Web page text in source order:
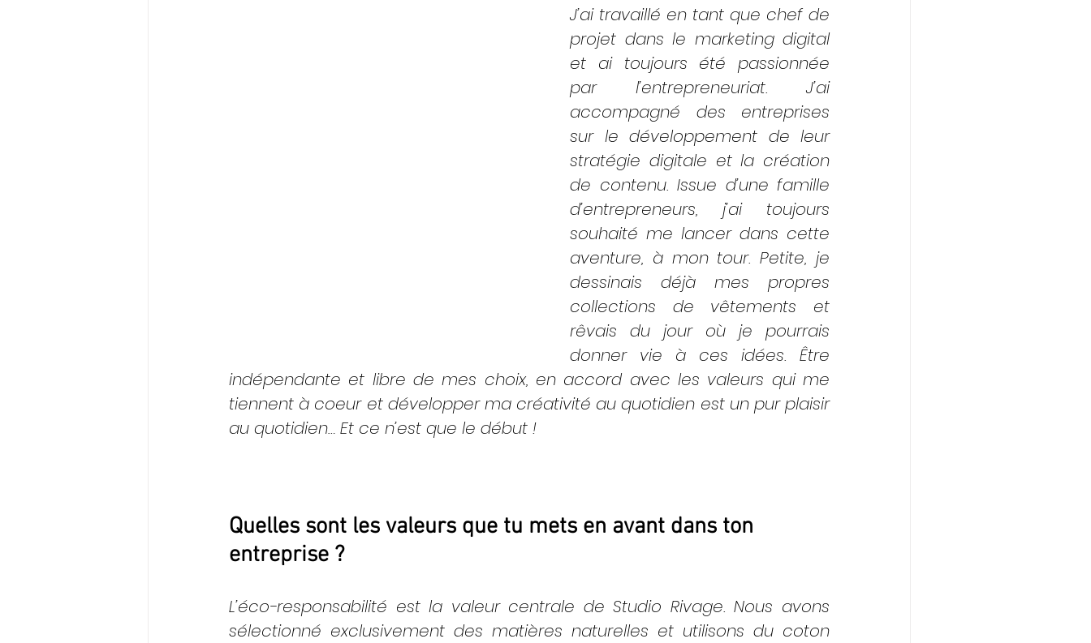
J’ai travaillé en tant que chef de
projet dans le marketing digital
et ai toujours été passionnée
par l’entrepreneuriat. J’ai
accompagné des entreprises
sur le développement de leur
stratégie digitale et la création
de contenu. Issue d’une famille
d’entrepreneurs, j’ai toujours
souhaité me lancer dans cette
aventure, à mon tour. Petite, je
dessinais déjà mes propres
collections de vêtements et
rêvais du jour où je pourrais
donner vie à ces idées. Être
indépendante et libre de mes choix, en accord avec les valeurs qui me
tiennent à coeur et développer ma créativité au quotidien est un pur plaisir
au quotidien… Et ce n’est que le début !
Quelles sont les valeurs que tu mets en avant dans ton
entreprise ?
L’éco-responsabilité est la valeur centrale de Studio Rivage. Nous avons
sélectionné exclusivement des matières naturelles et utilisons du coton